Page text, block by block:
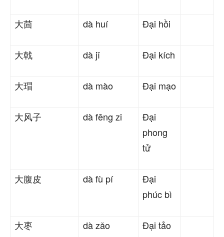
大茴 dà huí Đại hồi
大戟 dà jǐ Đại kích
大瑁 dà mào Đại mạo
大风子 dà fēng zi
Đại
phong
tử
大腹皮 dà fù pí
Đại
phúc bì
大枣 dà zǎo Đại tảo